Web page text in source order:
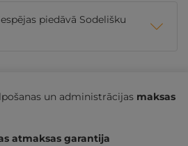
piedāvā Sodelišku
un administrācijas maksas
atmaksas garantija